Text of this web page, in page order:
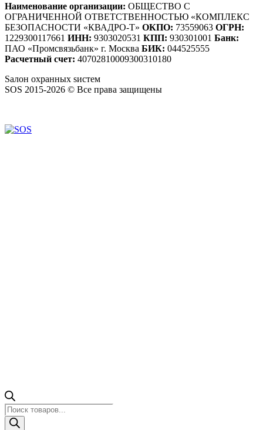
Наименование организации: ОБЩЕСТВО С
ОГРАНИЧЕННОЙ ОТВЕТСТВЕННОСТЬЮ «КОМПЛЕКС
БЕЗОПАСНОСТИ «КВАДРО-Т» ОКПО: 73559063 ОГРН:
1229300117661 ИНН: 9303020531 КПП: 930301001 Банк:
ПАО «Промсвязьбанк» г. Москва БИК: 044525555
Расчетный счет: 40702810009300310180
Sалон охранных sистем
SOS 2015-2026 © Все права защищены
Поиск
товаров